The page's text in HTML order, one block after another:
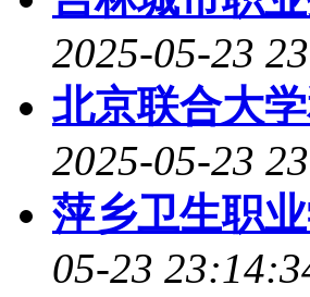
2025-05-23
北京联合大
2025-05-23
萍乡卫生职
05-23